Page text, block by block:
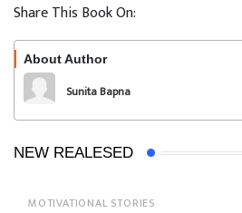
Share This Book On:
About Author
Sunita Bapna
NEW REALESED
MOTIVATIONAL STORIES